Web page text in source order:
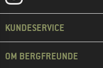
KUNDESERVICE
OM BERGFREUNDE